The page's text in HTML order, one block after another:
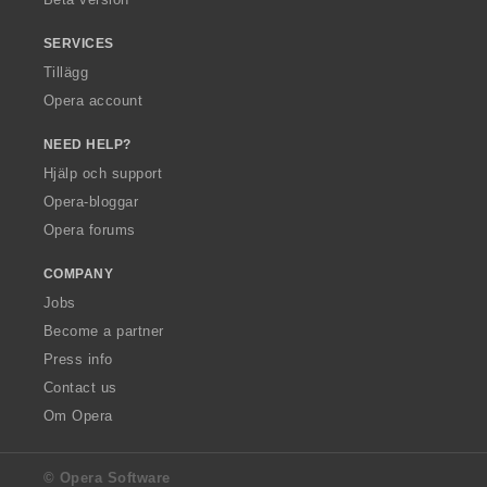
SERVICES
Tillägg
Opera account
NEED HELP?
Hjälp och support
Opera-bloggar
Opera forums
COMPANY
Jobs
Become a partner
Press info
Contact us
Om Opera
© Opera Software